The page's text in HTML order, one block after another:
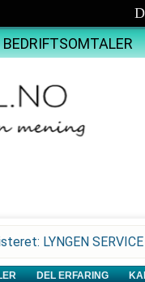
BEDRIFTSOMTALER
LYNGEN SERVICE
DEL ERFARING